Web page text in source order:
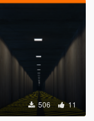
506 11